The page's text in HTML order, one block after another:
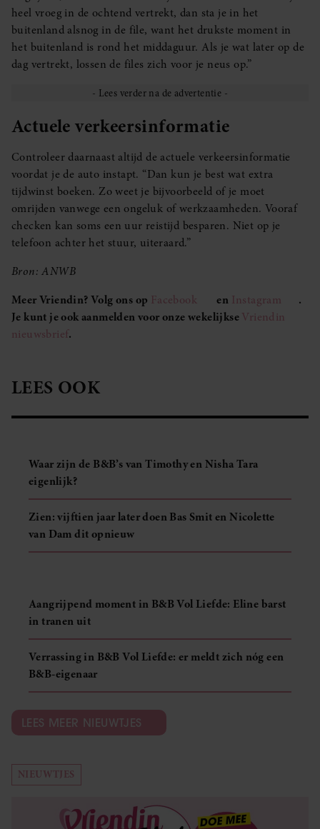
heel vroeg in de ochtend vertrekt, dan sta je in het
buitenland alsnog in de file, want het drukste moment in
het buitenland is rond het middaguur. Als je wat later op de
dag vertrekt, lossen de files zich voor je neus op.”
Actuele verkeersinformatie
Controleer daarnaast altijd de actuele verkeersinformatie
voordat je de auto instapt. “Dan kun je best wat extra
tijdwinst boeken. Zo weet je bijvoorbeeld of je moet
omrijden vanwege een ongeluk of werkzaamheden. Vooraf
checken kan soms een uur reistijd besparen. Niet op je
telefoon achter het stuur, uiteraard.”
Bron: ANWB
Meer Vriendin? Volg ons op Facebook en Instagram
.
Je kunt je ook aanmelden voor onze wekelijkseVriendin
nieuwsbrief.
LEES OOK
Waar zijn de B&B’s van Timothy en Nisha Tara
eigenlijk?
Zien: vijftien jaar later doen Bas Smit en Nicolette
van Dam dit opnieuw
Aangrijpend moment in B&B Vol Liefde: Eline barst
in tranen uit
Verrassing in B&B Vol Liefde: er meldt zich nóg een
B&B-eigenaar
LEES MEER NIEUWTJES
NIEUWTJES